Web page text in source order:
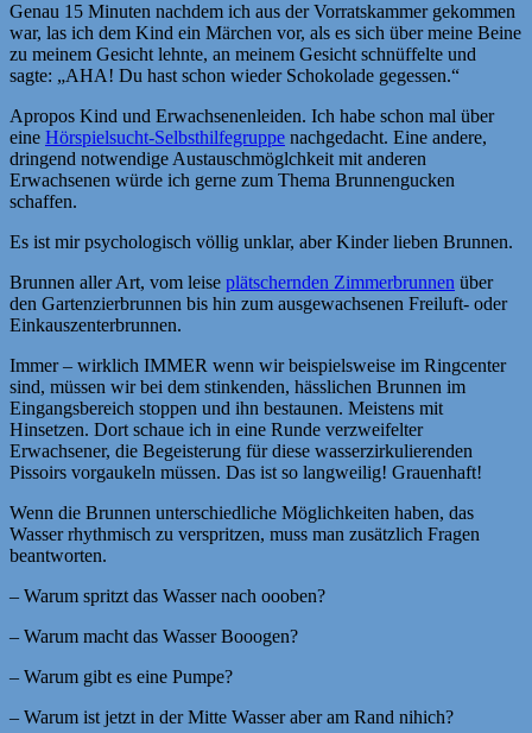
Genau 15 Minuten nachdem ich aus der Vorratskammer gekommen
war, las ich dem Kind ein Märchen vor, als es sich über meine Beine
zu meinem Gesicht lehnte, an meinem Gesicht schnüffelte und
sagte: „AHA! Du hast schon wieder Schokolade gegessen.“
Apropos Kind und Erwachsenenleiden. Ich habe schon mal über
eine Hörspielsucht-Selbsthilfegruppe nachgedacht. Eine andere,
dringend notwendige Austauschmöglchkeit mit anderen
Erwachsenen würde ich gerne zum Thema Brunnengucken
schaffen.
Es ist mir psychologisch völlig unklar, aber Kinder lieben Brunnen.
Brunnen aller Art, vom leise plätschernden Zimmerbrunnen über
den Gartenzierbrunnen bis hin zum ausgewachsenen Freiluft- oder
Einkauszenterbrunnen.
Immer – wirklich IMMER wenn wir beispielsweise im Ringcenter
sind, müssen wir bei dem stinkenden, hässlichen Brunnen im
Eingangsbereich stoppen und ihn bestaunen. Meistens mit
Hinsetzen. Dort schaue ich in eine Runde verzweifelter
Erwachsener, die Begeisterung für diese wasserzirkulierenden
Pissoirs vorgaukeln müssen. Das ist so langweilig! Grauenhaft!
Wenn die Brunnen unterschiedliche Möglichkeiten haben, das
Wasser rhythmisch zu verspritzen, muss man zusätzlich Fragen
beantworten.
– Warum spritzt das Wasser nach oooben?
– Warum macht das Wasser Booogen?
– Warum gibt es eine Pumpe?
– Warum ist jetzt in der Mitte Wasser aber am Rand nihich?